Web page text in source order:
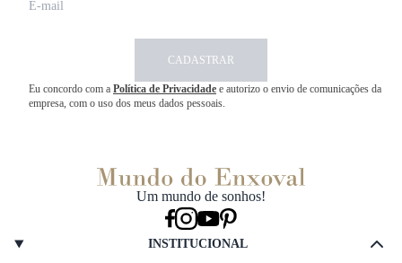
CADASTRAR
Eu concordo com a Política de Privacidade e autorizo o envio de comunicações da
empresa, com o uso dos meus dados pessoais.
Um mundo de sonhos!
INSTITUCIONAL